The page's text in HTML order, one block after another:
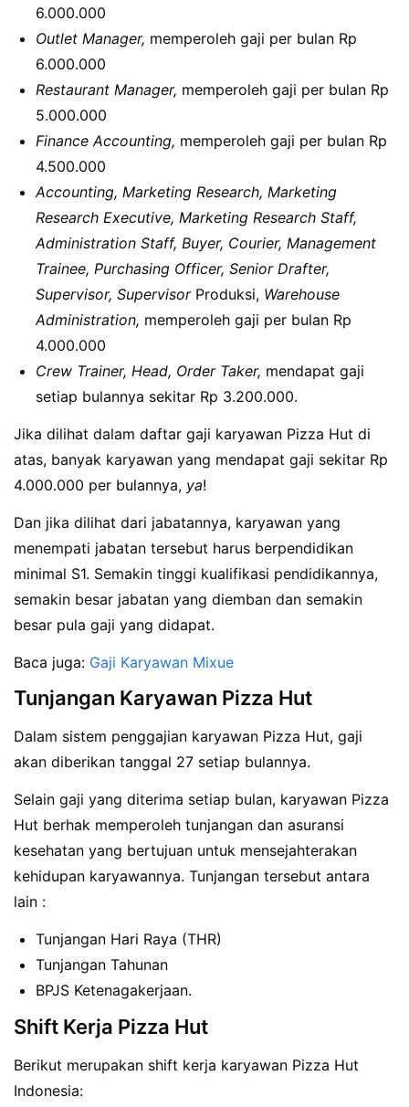
6.000.000
Outlet Manager, memperoleh gaji per bulan Rp
6.000.000
Restaurant Manager, memperoleh gaji per bulan Rp
5.000.000
Finance Accounting, memperoleh gaji per bulan Rp
4.500.000
Accounting, Marketing Research, Marketing
Research Executive, Marketing Research Staff,
Administration Staff, Buyer, Courier, Management
Trainee, Purchasing Officer, Senior Drafter,
Supervisor, Supervisor Produksi, Warehouse
Administration, memperoleh gaji per bulan Rp
4.000.000
Crew Trainer, Head, Order Taker, mendapat gaji
setiap bulannya sekitar Rp 3.200.000.
Jika dilihat dalam daftar gaji karyawan Pizza Hut di
atas, banyak karyawan yang mendapat gaji sekitar Rp
4.000.000 per bulannya, ya!
Dan jika dilihat dari jabatannya, karyawan yang
menempati jabatan tersebut harus berpendidikan
minimal S1. Semakin tinggi kualifikasi pendidikannya,
semakin besar jabatan yang diemban dan semakin
besar pula gaji yang didapat.
Baca juga: Gaji Karyawan Mixue
Tunjangan Karyawan Pizza Hut
Dalam sistem penggajian karyawan Pizza Hut, gaji
akan diberikan tanggal 27 setiap bulannya.
Selain gaji yang diterima setiap bulan, karyawan Pizza
Hut berhak memperoleh tunjangan dan asuransi
kesehatan yang bertujuan untuk mensejahterakan
kehidupan karyawannya. Tunjangan tersebut antara
lain :
Tunjangan Hari Raya (THR)
Tunjangan Tahunan
BPJS Ketenagakerjaan.
Shift Kerja Pizza Hut
Berikut merupakan shift kerja karyawan Pizza Hut
Indonesia: